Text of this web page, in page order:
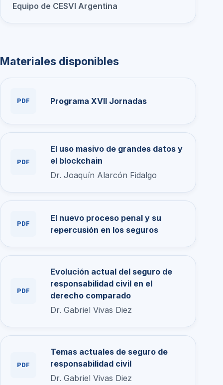
Equipo de CESVI Argentina
Materiales disponibles
PDF Programa XVII Jornadas
PDF
El uso masivo de grandes datos y
el blockchain
Dr. Joaquín Alarcón Fidalgo
PDF
El nuevo proceso penal y su
repercusión en los seguros
PDF
Evolución actual del seguro de
responsabilidad civil en el
derecho comparado
Dr. Gabriel Vivas Diez
PDF
Temas actuales de seguro de
responsabilidad civil
Dr. Gabriel Vivas Diez